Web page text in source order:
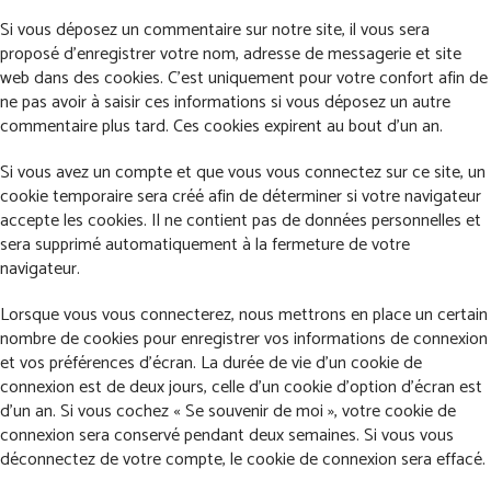
Si vous déposez un commentaire sur notre site, il vous sera
proposé d’enregistrer votre nom, adresse de messagerie et site
web dans des cookies. C’est uniquement pour votre confort afin de
ne pas avoir à saisir ces informations si vous déposez un autre
commentaire plus tard. Ces cookies expirent au bout d’un an.
Si vous avez un compte et que vous vous connectez sur ce site, un
cookie temporaire sera créé afin de déterminer si votre navigateur
accepte les cookies. Il ne contient pas de données personnelles et
sera supprimé automatiquement à la fermeture de votre
navigateur.
Lorsque vous vous connecterez, nous mettrons en place un certain
nombre de cookies pour enregistrer vos informations de connexion
et vos préférences d’écran. La durée de vie d’un cookie de
connexion est de deux jours, celle d’un cookie d’option d’écran est
d’un an. Si vous cochez « Se souvenir de moi », votre cookie de
connexion sera conservé pendant deux semaines. Si vous vous
déconnectez de votre compte, le cookie de connexion sera effacé.